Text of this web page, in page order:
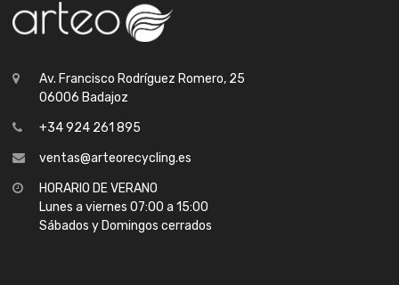
Av. Francisco Rodríguez Romero, 25
06006 Badajoz
+34 924 261 895
ventas@arteorecycling.es
HORARIO DE VERANO
Lunes a viernes 07:00 a 15:00
Sábados y Domingos cerrados